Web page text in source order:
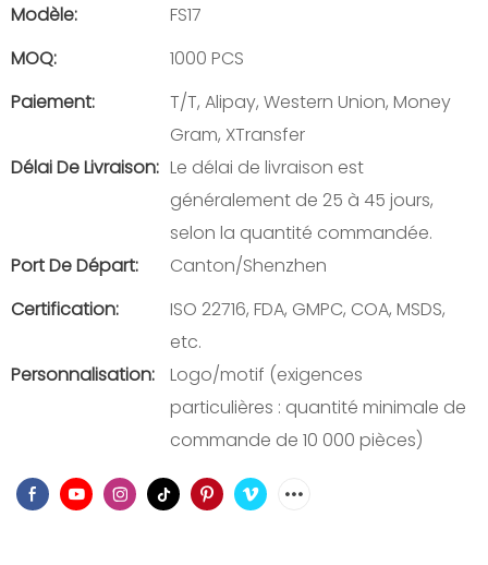
Modèle:
FS17
MOQ:
1000 PCS
Paiement:
T/T, Alipay, Western Union, Money
Gram, XTransfer
Délai De Livraison: Le délai de livraison est
généralement de 25 à 45 jours,
selon la quantité commandée.
Port De Départ:
Canton/Shenzhen
Certification:
ISO 22716, FDA, GMPC, COA, MSDS,
etc.
Personnalisation:
Logo/motif (exigences
particulières : quantité minimale de
commande de 10 000 pièces)